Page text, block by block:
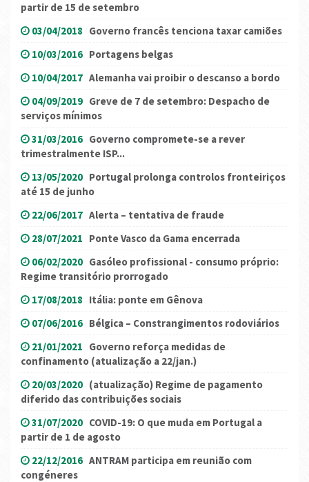
partir de 15 de setembro
03/04/2018 Governo francês tenciona taxar camiões
10/03/2016 Portagens belgas
10/04/2017 Alemanha vai proibir o descanso a bordo
04/09/2019 Greve de 7 de setembro: Despacho de
serviços mínimos
31/03/2016 Governo compromete-se a rever
trimestralmente ISP...
13/05/2020 Portugal prolonga controlos fronteiriços
até 15 de junho
22/06/2017 Alerta – tentativa de fraude
28/07/2021 Ponte Vasco da Gama encerrada
06/02/2020 Gasóleo profissional - consumo próprio:
Regime transitório prorrogado
17/08/2018 Itália: ponte em Gênova
07/06/2016 Bélgica – Constrangimentos rodoviários
21/01/2021 Governo reforça medidas de
confinamento (atualização a 22/jan.)
20/03/2020 (atualização) Regime de pagamento
diferido das contribuições sociais
31/07/2020 COVID-19: O que muda em Portugal a
partir de 1 de agosto
22/12/2016 ANTRAM participa em reunião com
congéneres